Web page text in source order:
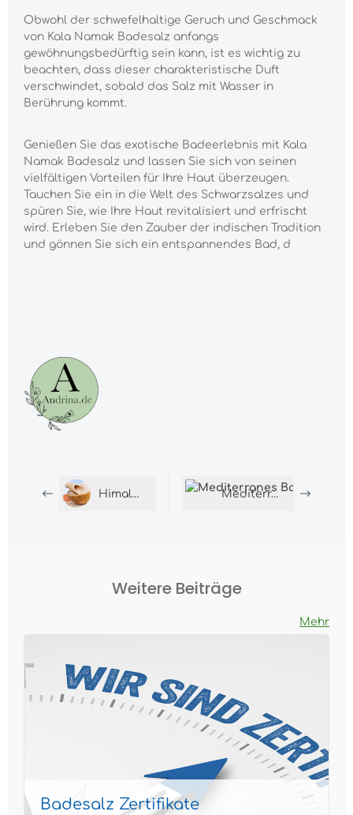
Obwohl der schwefelhaltige Geruch und Geschmack
von Kala Namak Badesalz anfangs
gewöhnungsbedürftig sein kann, ist es wichtig zu
beachten, dass dieser charakteristische Duft
verschwindet, sobald das Salz mit Wasser in
Berührung kommt.
Genießen Sie das exotische Badeerlebnis mit Kala
Namak Badesalz und lassen Sie sich von seinen
vielfältigen Vorteilen für Ihre Haut überzeugen.
Tauchen Sie ein in die Welt des Schwarzsalzes und
spüren Sie, wie Ihre Haut revitalisiert und erfrischt
wird. Erleben Sie den Zauber der indischen Tradition
und gönnen Sie sich ein entspannendes Bad, d
Himalaya Badesalz Mediterranes Badesalz
Weitere Beiträge
Mehr
Badesalz Zertifikate